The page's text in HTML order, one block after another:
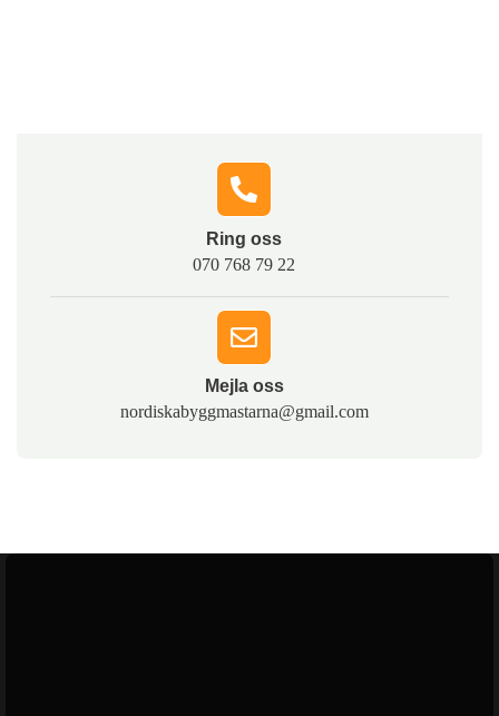
Ring oss​
070 768 79 22
Mejla oss​
nordiskabyggmastarna@gmail.com